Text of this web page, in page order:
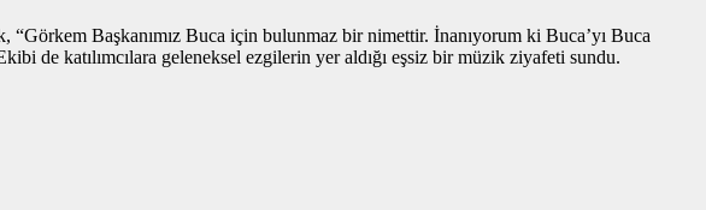
Başkanımız Buca için bulunmaz bir nimettir. İnanıyorum ki Buca’yı Buca
de katılımcılara geleneksel ezgilerin yer aldığı eşsiz bir müzik ziyafeti sundu.